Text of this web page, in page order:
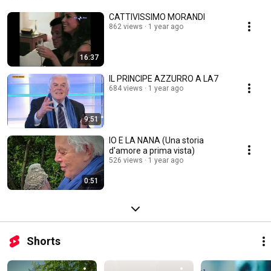
tornato. Non lasciarlo più andare via.
16:37
CATTIVISSIMO MORANDI
862 views 1 year ago
9:51
IL PRINCIPE AZZURRO A LA7
684 views 1 year ago
0:51
IO E LA NANA (Una storia
d'amore a prima vista)
526 views 1 year ago
Shorts